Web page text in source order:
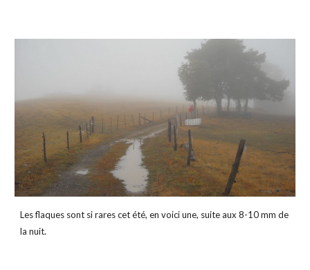
Les flaques sont si rares cet été, en voici une, suite aux 8-10 mm de
la nuit.